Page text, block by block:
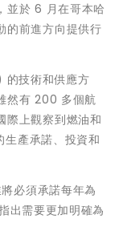
並於 6 月在哥本哈
的前進方向提供行
技術和供應方
然有 200 多個航
際上觀察到燃油和
生產承諾、投資和
必須承諾每年為
出需要更加明確為